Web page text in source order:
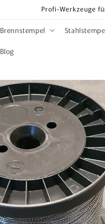
Profi-Werkzeuge
Brennstempel
Blog